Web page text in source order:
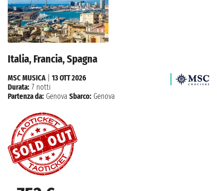
Italia, Francia, Spagna
MSC MUSICA
13 OTT 2026
Durata: 7 notti
Partenza da: Genova Sbarco: Genova